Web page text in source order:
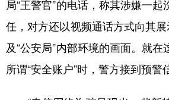
局“王警官”的电话，称其涉嫌一
任，对方还以视频通话方式向其展
及“公安局”内部环境的画面。就
所谓“安全账户”时，警方接到预警